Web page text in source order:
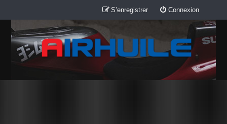
Connexion
S’enregistrer